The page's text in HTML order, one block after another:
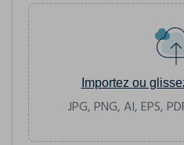
Importez ou
JPG, PNG, AI, EPS,